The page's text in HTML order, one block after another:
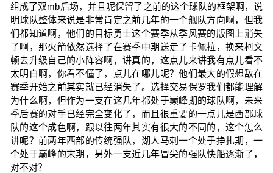
组成了双mb后场，并且呢保留了之前的这个球队的框架啊，说
明球队整体来说是非常肯定之前几年的一个舰队方向啊，但我
们都知道啊，他们的目标勇士这个赛季从季风赛的版图上消失
了啊，那火箭依然选择了在赛季中期送走了卡佩拉，换来柯文
顿去升级自己的小阵容啊，讲真的，这点儿来讲我有点儿看不
太明白啊，你看不懂了，点儿在哪儿呢？他们最大的假想敌在
赛季开始之前其实就已经消失了。选择交易保罗我们都能理解
为什么啊，但作为一支在这几年都处于巅峰期的球队啊，未来
季后赛的对手已经完全变化了，而且很重要的一点儿是西部球
队的这个成色啊，跟以往两年其实有很大的不同的，这个怎么
讲呢？前两年西部的传统强队，湖人马刺一个处于挣扎期，一
个处于巅峰的末期，另外一支近几年冒尖的强队快船逐渐了，
对不对？